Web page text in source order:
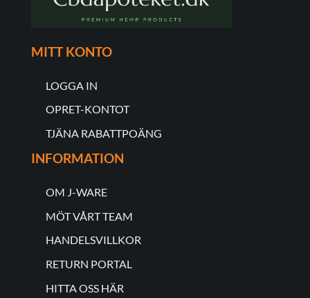
MITT KONTO
LOGGA IN
OPRET-KONTOT
TJÄNA RABATTPOÄNG
INFORMATION
OM J-WARE
MÖT VÅRT TEAM
HANDELSVILLKOR
RETURN PORTAL
HITTA OSS HÄR